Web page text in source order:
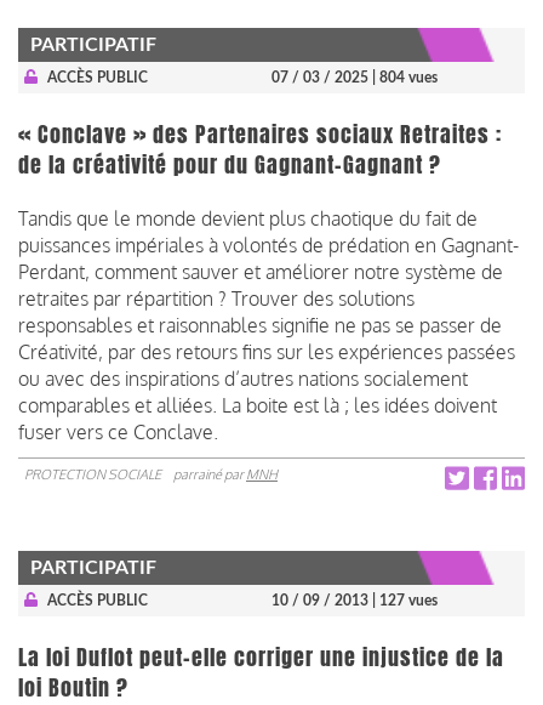
PARTICIPATIF
ACCÈS PUBLIC 07 / 03 / 2025 | 804 vues
« Conclave » des Partenaires sociaux Retraites :
de la créativité pour du Gagnant-Gagnant ?
Tandis que le monde devient plus chaotique du fait de
puissances impériales à volontés de prédation en Gagnant-
Perdant, comment sauver et améliorer notre système de
retraites par répartition ? Trouver des solutions
responsables et raisonnables signifie ne pas se passer de
Créativité, par des retours fins sur les expériences passées
ou avec des inspirations d’autres nations socialement
comparables et alliées. La boite est là ; les idées doivent
fuser vers ce Conclave.
PROTECTION SOCIALE parrainé parMNH
PARTICIPATIF
ACCÈS PUBLIC 10 / 09 / 2013 | 127 vues
La loi Duflot peut-elle corriger une injustice de la
loi Boutin ?